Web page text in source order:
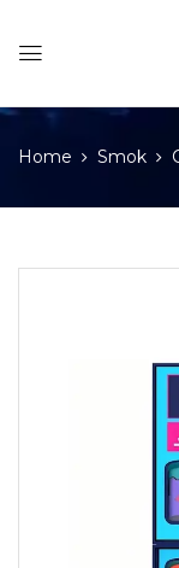
Home Smok